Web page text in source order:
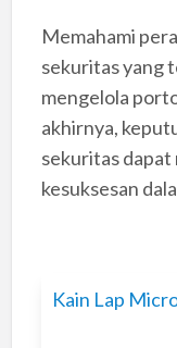
Memahami
sekuritas yang
mengelola
akhirnya,
sekuritas dapat
kesuksesan
Kain Lap